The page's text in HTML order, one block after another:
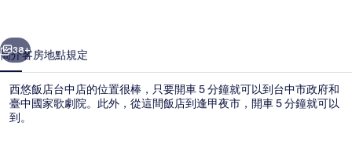
的
相
片
集
個 下一個
38+
簡介客房地點規定
西悠飯店台中店的位置很棒，只要開車 5 分鐘就可以到台中市政府和
臺中國家歌劇院。此外，從這間飯店到逢甲夜市，開車 5 分鐘就可以
到。